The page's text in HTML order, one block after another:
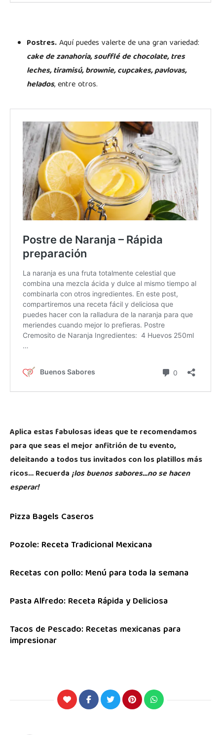
Postres.Aquí puedes valerte de una gran variedad:
cake de zanahoria, soufflé de chocolate, tres
leches, tiramisú, brownie, cupcakes, pavlovas,
helados, entre otros.
Aplica estas fabulosas ideas que te recomendamos
para que seas el mejor anfitrión de tu evento,
deleitando a todos tus invitados con los platillos más
ricos… Recuerda¡los buenos sabores…no se hacen
esperar!
Pizza Bagels Caseros
Pozole: Receta Tradicional Mexicana
Recetas con pollo: Menú para toda la semana
Pasta Alfredo: Receta Rápida y Deliciosa
Tacos de Pescado: Recetas mexicanas para
impresionar